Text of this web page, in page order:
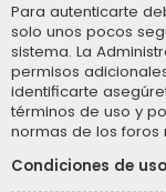
Para autenticarte
solo unos pocos
sistema. La
permisos
identificarte
términos de uso y
normas de los foros
Condiciones de uso